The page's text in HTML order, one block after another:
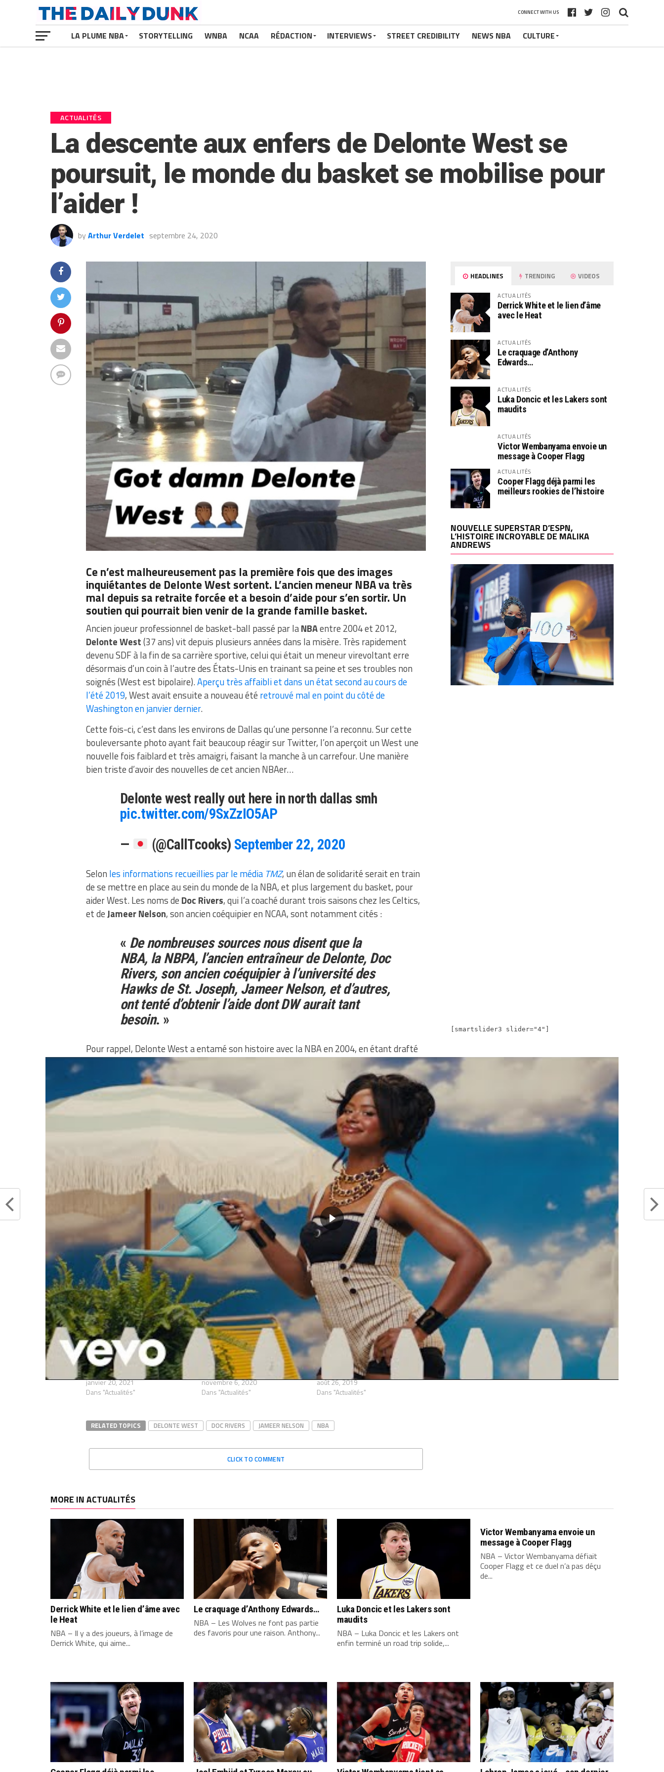
CONNECT WITH US
LA PLUME NBA STORYTELLING WNBA NCAA RÉDACTION INTERVIEWS STREET CREDIBILITY NEWS NBA CULTURE
ACTUALITÉS
La descente aux enfers de Delonte West se
poursuit, le monde du basket se mobilise pour
l’aider !
by Arthur Verdelet septembre 24, 2020
Ce n’est malheureusement pas la première fois que des images
inquiétantes de Delonte West sortent. L’ancien meneur NBA va très
mal depuis sa retraite forcée et a besoin d’aide pour s’en sortir. Un
soutien qui pourrait bien venir de la grande famille basket.
Ancien joueur professionnel de basket-ball passé par laNBAentre 2004 et 2012,
Delonte West(37 ans) vit depuis plusieurs années dans la misère. Très rapidement
devenu SDF à la fin de sa carrière sportive, celui qui était un meneur virevoltant erre
désormais d’un coin à l’autre des États-Unis en trainant sa peine et ses troubles non
soignés (West est bipolaire).Aperçu très affaibli et dans un état second au cours de
l’été 2019, West avait ensuite a nouveau été retrouvé mal en point du côté de
Washington en janvier dernier.
Cette fois-ci, c’est dans les environs de Dallas qu’une personne l’a reconnu. Sur cette
bouleversante photo ayant fait beaucoup réagir sur Twitter, l’on aperçoit un West une
nouvelle fois faiblard et très amaigri, faisant la manche à un carrefour. Une manière
bien triste d’avoir des nouvelles de cet ancien NBAer…
Delonte west really out here in north dallas smh
pic.twitter.com/9SxZzIO5AP
—
(@CallTcooks) September 22, 2020
Selon les informations recueillies par le média TMZ, un élan de solidarité serait en train
de se mettre en place au sein du monde de la NBA, et plus largement du basket, pour
aider West. Les noms de Doc Rivers, qui l’a coaché durant trois saisons chez les Celtics,
et deJameer Nelson, son ancien coéquipier en NCAA, sont notamment cités :
« De nombreuses sources nous disent que la
NBA, la NBPA, l’ancien entraîneur de Delonte, Doc
Rivers, son ancien coéquipier à l’université des
Hawks de St. Joseph, Jameer Nelson, et d’autres,
ont tenté d’obtenir l’aide dont DW aurait tant
besoin. »
Pour rappel, Delonte West a entamé son histoire avec la NBA en 2004, en étant drafté
en 24e position par les Boston Celtics. Au cours de sa carrière, il aura disputé 432
matchs répartis entre Seattle, Cleveland, Dallas et donc Boston et tourné à 9.7 points à
44,8% au tir, 2.9 rebonds et 3.6 passes de moyenne. En tant que joueur de la grande
Ligue, West aura cumulé plus de 16 millions de dollars de gains en huit saisons. Une
somme conséquente mais qui est d’or et déjà partie en fumée depuis bien longtemps.
Delonte West est au plus bas que ce soit mentalement ou
physiquement. La possible aide venant de la NBA, du syndicat des
joueurs ou d’autres acteurs de la ligue est en tout cas la bienvenue.
Espérons qu’elle puisse permettre à West de retrouver la paix et une
vie normale.
Partager :
Articles similaires
Delonte West a trouvé du travail :
merci à Mark Cuban, c’est la belle
histoire du jour !
janvier 20, 2021
Dans "Actualités"
Delonte West remonte la pente
grâce à l’aide de Mark Cuban et
rejoue même au basket !
novembre 6, 2020
Dans "Actualités"
Delonte West est au plus mal,
l’ancien NBAer serait à présent
SDF…
août 26, 2019
Dans "Actualités"
RELATED TOPICS DELONTE WEST DOC RIVERS JAMEER NELSON NBA
CLICK TO COMMENT
HEADLINES TRENDING VIDEOS
ACTUALITÉS
Derrick White et le lien d’âme
avec le Heat
ACTUALITÉS
Le craquage d’Anthony
Edwards…
ACTUALITÉS
Luka Doncic et les Lakers sont
maudits
ACTUALITÉS
Victor Wembanyama envoie un
message à Cooper Flagg
ACTUALITÉS
Cooper Flagg déjà parmi les
meilleurs rookies de l’histoire
NOUVELLE SUPERSTAR D’ESPN,
L’HISTOIRE INCROYABLE DE MALIKA
ANDREWS
[smartslider3 slider="4"]
MORE IN ACTUALITÉS
Derrick White et le lien d’âme avec
le Heat
NBA – Il y a des joueurs, à l’image de
Derrick White, qui aime...
Le craquage d’Anthony Edwards…
NBA – Les Wolves ne font pas partie
des favoris pour une raison. Anthony...
Luka Doncic et les Lakers sont
maudits
NBA – Luka Doncic et les Lakers ont
enfin terminé un road trip solide,...
Victor Wembanyama envoie un
message à Cooper Flagg
NBA – Victor Wembanyama défiait
Cooper Flagg et ce duel n’a pas déçu
de...